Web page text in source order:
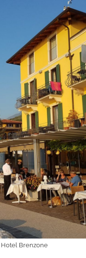
Hotel Brenzone